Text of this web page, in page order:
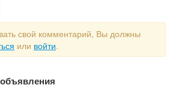
свой комментарий, Вы должны
или войти.